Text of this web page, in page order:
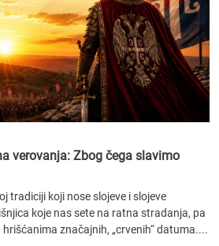
verovanja: Zbog čega slavimo
tradiciji koji nose slojeve i slojeve
koje nas sete na ratna stradanja, pa
značajnih, „crvenih“ datuma....